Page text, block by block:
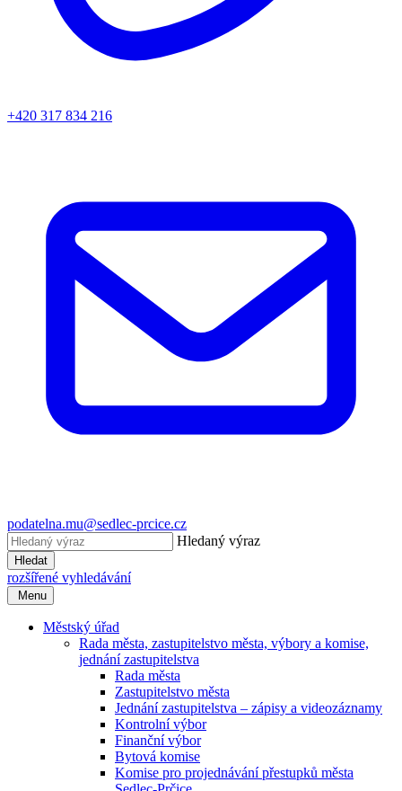
+420 317 834 216
podatelna.mu@sedlec-prcice.cz
Hledaný výraz
Hledat
rozšířené vyhledávání
Menu
Městský úřad
Rada města, zastupitelstvo města, výbory a komise,
jednání zastupitelstva
Rada města
Zastupitelstvo města
Jednání zastupitelstva – zápisy a videozáznamy
Kontrolní výbor
Finanční výbor
Bytová komise
Komise pro projednávání přestupků města